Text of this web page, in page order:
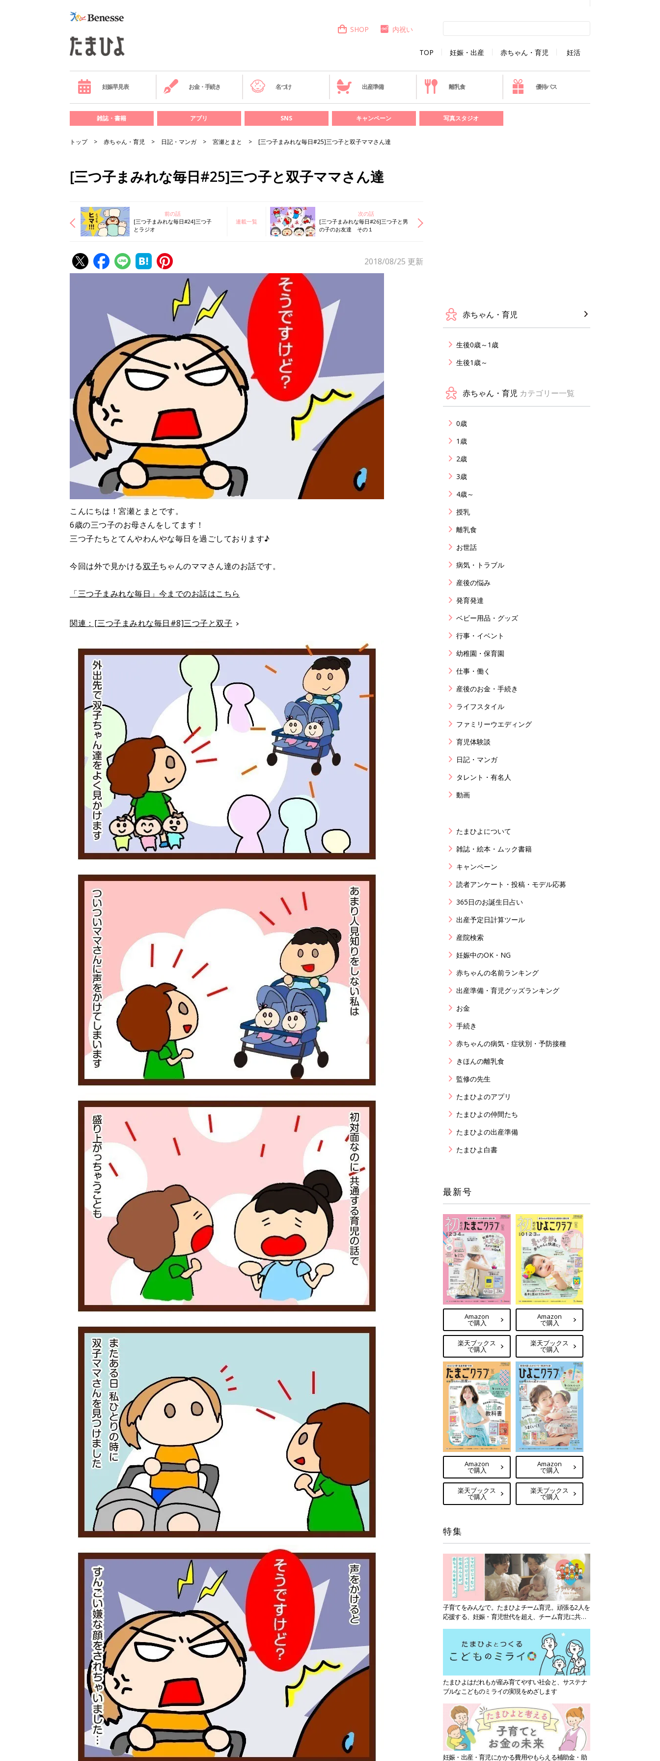
TOP 妊娠・出産 赤ちゃん・育児 妊活
SHOP 内祝い
妊娠早見表 お金・手続き 名づけ 出産準備 離乳食 優待パス
雑誌・書籍 アプリ SNS キャンペーン 写真スタジオ
トップ 赤ちゃん・育児 日記・マンガ 宮瀬とまと [三つ子まみれな毎日#25]三つ子と双子ママさん達
[三つ子まみれな毎日#25]三つ子と双子ママさん達
前の話
[三つ子まみれな毎日#24]三つ子
とラジオ
連載一覧
次の話
[三つ子まみれな毎日#26]三つ子と男
の子のお友達 その１
2018/08/25 更新
こんにちは！宮瀬とまとです。
6歳の三つ子のお母さんをしてます！
三つ子たちとてんやわんやな毎日を過ごしております♪
今回は外で見かける双子ちゃんのママさん達のお話です。
「三つ子まみれな毎日」今までのお話はこちら
関連：[三つ子まみれな毎日#8]三つ子と双子
赤ちゃん・育児
生後0歳～1歳
生後1歳～
赤ちゃん・育児 カテゴリー一覧
0歳
1歳
2歳
3歳
4歳～
授乳
離乳食
お世話
病気・トラブル
産後の悩み
発育発達
ベビー用品・グッズ
行事・イベント
幼稚園・保育園
仕事・働く
産後のお金・手続き
ライフスタイル
ファミリーウエディング
育児体験談
日記・マンガ
タレント・有名人
動画
たまひよについて
雑誌・絵本・ムック書籍
キャンペーン
読者アンケート・投稿・モデル応募
365日のお誕生日占い
出産予定日計算ツール
産院検索
妊娠中のOK・NG
赤ちゃんの名前ランキング
出産準備・育児グッズランキング
お金
手続き
赤ちゃんの病気・症状別・予防接種
きほんの離乳食
監修の先生
たまひよのアプリ
たまひよの仲間たち
たまひよの出産準備
たまひよ白書
最新号
Amazon
で購入
楽天ブックス
で購入
Amazon
で購入
楽天ブックス
で購入
Amazon
で購入
楽天ブックス
で購入
Amazon
で購入
楽天ブックス
で購入
特集
子育てをみんなで。たまひよチーム育児。頑張る2人を
応援する、妊娠・育児世代を超え、チーム育児に共感
たまひよはだれもが産み育てやすい社会と、サステナ
ブルなこどものミライの実現をめざします
妊娠・出産・育児にかかる費用やもらえる補助金・助